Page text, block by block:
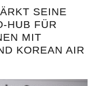
SEINE
HUB FÜR
MIT
KOREAN AIR